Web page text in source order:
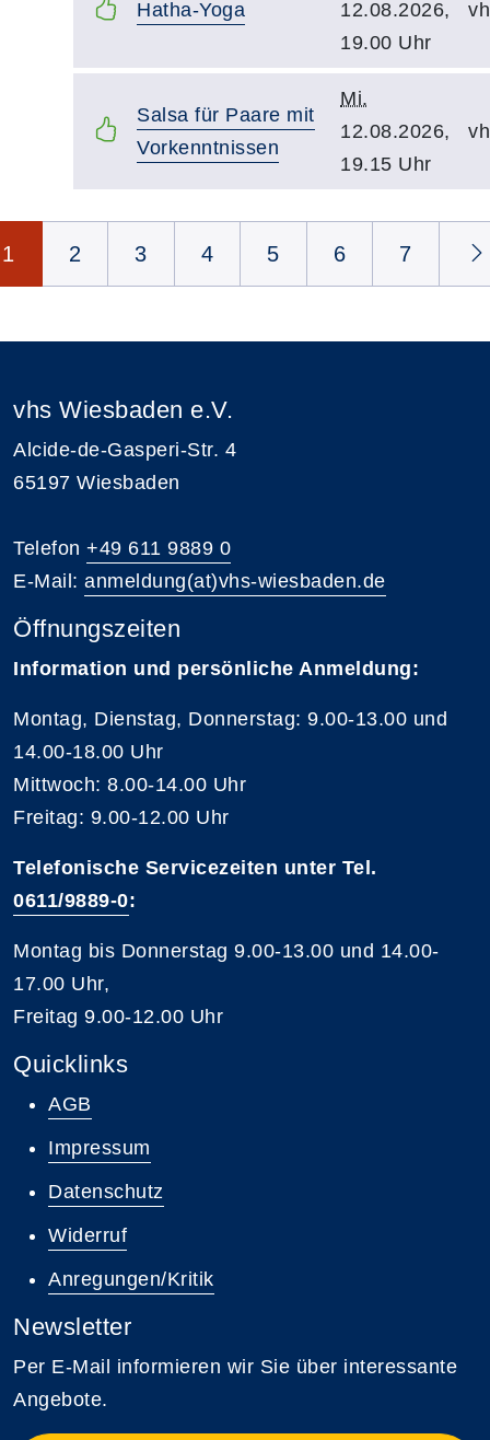
Hatha-Yoga
12.08.2026,
19.00 Uhr
Salsa für Paare mit
Vorkenntnissen
Mi.
12.08.2026,
19.15 Uhr
1 2 3 4 5 6 7
vhs Wiesbaden e.V.
Alcide-de-Gasperi-Str. 4
65197 Wiesbaden
Telefon +49 611 9889 0
E-Mail: anmeldung(at)vhs-wiesbaden.de
Öffnungszeiten
Information und persönliche Anmeldung:
Montag, Dienstag, Donnerstag: 9.00-13.00 und
14.00-18.00 Uhr
Mittwoch: 8.00-14.00 Uhr
Freitag: 9.00-12.00 Uhr
Telefonische Servicezeiten unter Tel.
0611/9889-0:
Montag bis Donnerstag 9.00-13.00 und 14.00-
17.00 Uhr,
Freitag 9.00-12.00 Uhr
Quicklinks
AGB
Impressum
Datenschutz
Widerruf
Anregungen/Kritik
Newsletter
Per E-Mail informieren wir Sie über interessante
Angebote.